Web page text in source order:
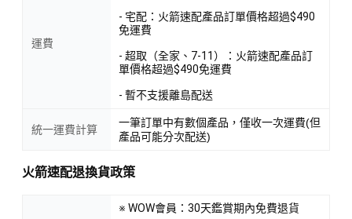
運費
- 宅配：火箭速配產品訂單價格超過$490
免運費
- 超取（全家、7-11）：火箭速配產品訂
單價格超過$490免運費
- 暫不支援離島配送
統一運費計算
一筆訂單中有數個產品，僅收一次運費(但
產品可能分次配送)
火箭速配退換貨政策
※ WOW會員：30天鑑賞期內免費退貨